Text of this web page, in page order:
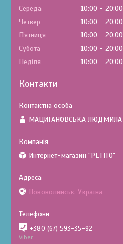
Середа
10:00
20:00
Четвер
10:00
20:00
Пʼятниця
10:00
20:00
Субота
10:00
20:00
Неділя
10:00 20:00
Контакти
МАЦИГАНОВСЬКА ЛЮДМИЛА
Интернет-магазин "PETITO"
Нововолинськ, Україна
+380 (67) 593-35-92
Viber